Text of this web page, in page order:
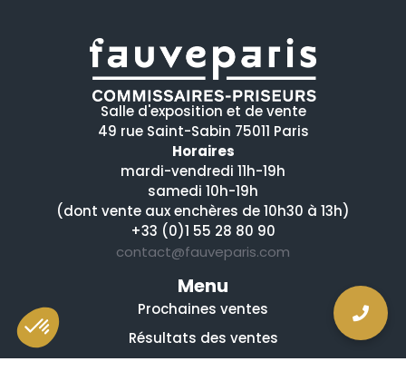
Salle d'exposition et de vente
49 rue Saint-Sabin 75011 Paris
Horaires
mardi-vendredi 11h-19h
samedi 10h-19h
(dont vente aux enchères de 10h30 à 13h)
+33 (0)1 55 28 80 90
contact@fauveparis.com
Menu
Prochaines ventes
Résultats des ventes